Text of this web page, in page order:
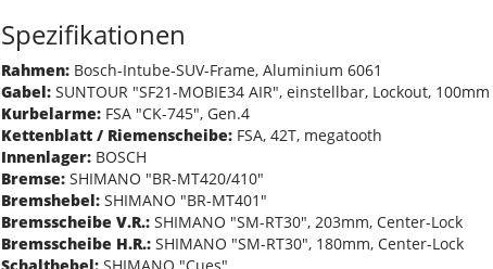
Spezifikationen
Rahmen: Bosch-Intube-SUV-Frame, Aluminium 6061
Gabel: SUNTOUR "SF21-MOBIE34 AIR", einstellbar, Lockout, 100mm
Kurbelarme: FSA "CK-745", Gen.4
Kettenblatt / Riemenscheibe: FSA, 42T, megatooth
Innenlager: BOSCH
Bremse: SHIMANO "BR-MT420/410"
Bremshebel: SHIMANO "BR-MT401"
Bremsscheibe V.R.: SHIMANO "SM-RT30", 203mm, Center-Lock
Bremsscheibe H.R.: SHIMANO "SM-RT30", 180mm, Center-Lock